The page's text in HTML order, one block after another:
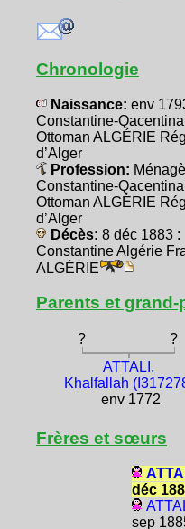
Chronologie
Naissance: env
Constantine-
Ottoman ALGÉRIE
d’Alger
Profession:
Constantine-
Ottoman ALGÉRIE
d’Alger
Décès: 8 déc 1883 :
Constantine Algérie
ALGÉRIE
Parents et grand-
? ?
ATTALI,
Khalfallah
env 1772
Frères et sœurs
déc
sep